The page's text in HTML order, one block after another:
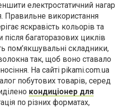
електростатичний нагар
Правильне використання
яскравість кольорів та
багаторазових циклів
пом’якшувальні складники,
так, щоб воно ставало
На сайті pikami.com.ua
побутових товарів, серед
кондиціонер для
по різних форматах,